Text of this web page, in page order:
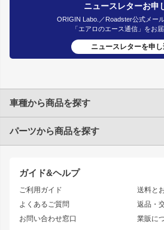
ニュースレターお申
ORIGIN Labo.／Roadster公式メー
「エアロのエース通信」をお届
ニュースレターを申
ガイド&ヘルプ
ご利用ガイド
よくあるご質問
お問い合わせ窓口
送料と
返品・
業販に
車種から商品を探す
トヨタ
JZX90 CHASER
JZX110 MARK II
JZX100 MARK II
JZX90 MARK II
アリス
ソアラ
アルテ
パーツから商品を探す
エアロシリーズ
ドリフトライン
風神
雷神
レーシ
アタッ
ストリ